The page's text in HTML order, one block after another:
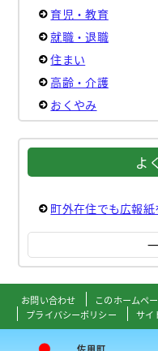
育児・教育
就職・退職
住まい
高齢・介護
おくやみ
よ
町外在住でも広報
お問い合わせ このホームペ
プライバシーポリシー
サイ